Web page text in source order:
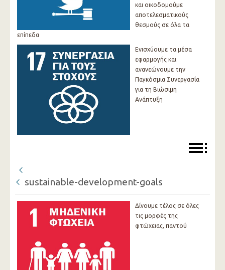
και οικοδομούμε
αποτελεσματικούς
θεσμούς σε όλα τα
επίπεδα
Ενισχύουμε τα μέσα
εφαρμογής και
ανανεώνουμε την
Παγκόσμια Συνεργασία
για τη Βιώσιμη
Ανάπτυξη
sustainable-development-goals
Δίνουμε τέλος σε όλες
τις μορφές της
φτώχειας, παντού